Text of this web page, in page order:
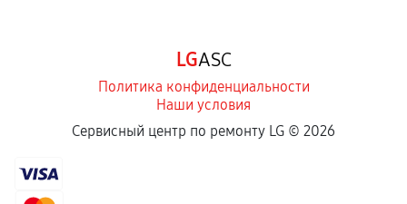
LGASC
Политика конфиденциальности
Наши условия
Сервисный центр по ремонту LG © 2026